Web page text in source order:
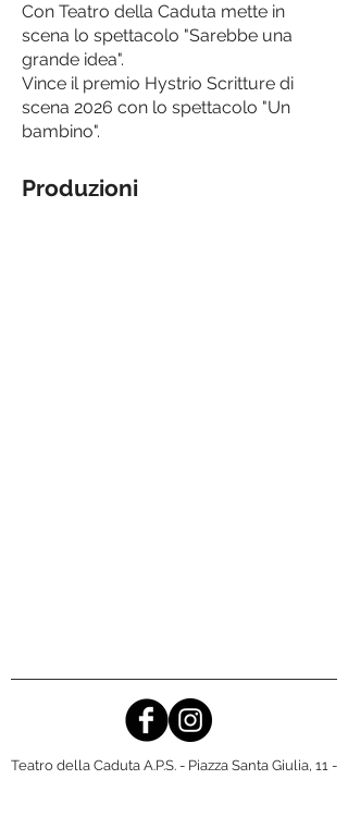
Con Teatro della Caduta mette in
scena lo spettacolo "Sarebbe una
grande idea".
Vince il premio Hystrio Scritture di
scena 2026 con lo spettacolo "Un
bambino".
Produzioni
Teatro della Caduta A.P.S. - Piazza Santa Giulia, 11 -